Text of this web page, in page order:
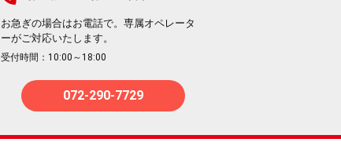
お急ぎの場合はお電話で。専属オペレータ
ーがご対応いたします。
受付時間：10:00～18:00
072-290-7729